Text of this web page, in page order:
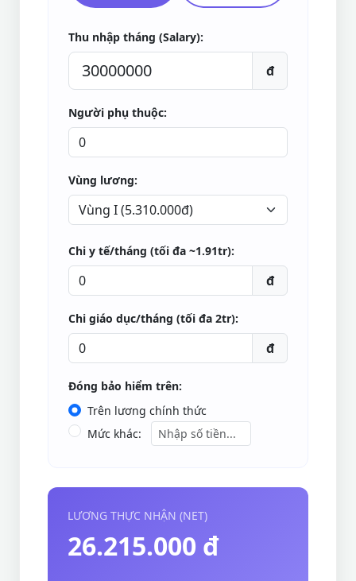
Thu nhập tháng (Salary):
đ
Người phụ thuộc:
Vùng lương:
Chi y tế/tháng (tối đa ~1.91tr):
đ
Chi giáo dục/tháng (tối đa 2tr):
đ
Đóng bảo hiểm trên:
Trên lương chính thức
Mức khác:
LƯƠNG THỰC NHẬN (NET)
26.215.000 đ